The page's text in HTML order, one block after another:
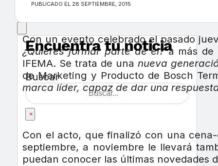
Encuentra tu noticia
Buscar
×
PUBLICADO EL 28 SEPTIEMBRE, 2015
Con un evento celebrado el pasado
¿Quieres formar parte de él?a más de
IFEMA. Se trata de una nueva
de Marketing y Producto de Bosch
marca líder, capaz de dar una
Con el acto, que finalizó con una
septiembre, a noviembre le llevará
puedan conocer las últimas novedades